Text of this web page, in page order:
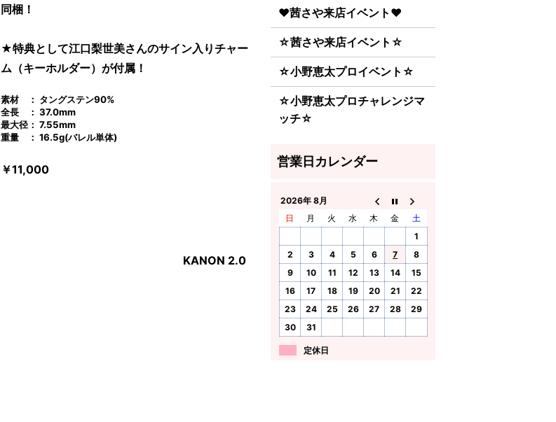
同梱！
★特典として江口梨世美さんのサイン入りチャー
ム（キーホルダー）が付属！
素材 ： タングステン90%
全長 ： 37.0mm
最大径： 7.55mm
重量 ： 16.5g(バレル単体)
￥11,000
KANON 2.0
♥茜さや来店イベント♥
☆茜さや来店イベント☆
☆小野恵太プロイベント☆
☆小野恵太プロチャレンジマ
ッチ☆
2026年 8月
日
月 火 水 木 金
土
1
2
3 4 5 6 7
8
9
10 11 12 13 14
15
16
17 18 19 20 21
22
23
24 25 26 27 28
29
30
31
定休日